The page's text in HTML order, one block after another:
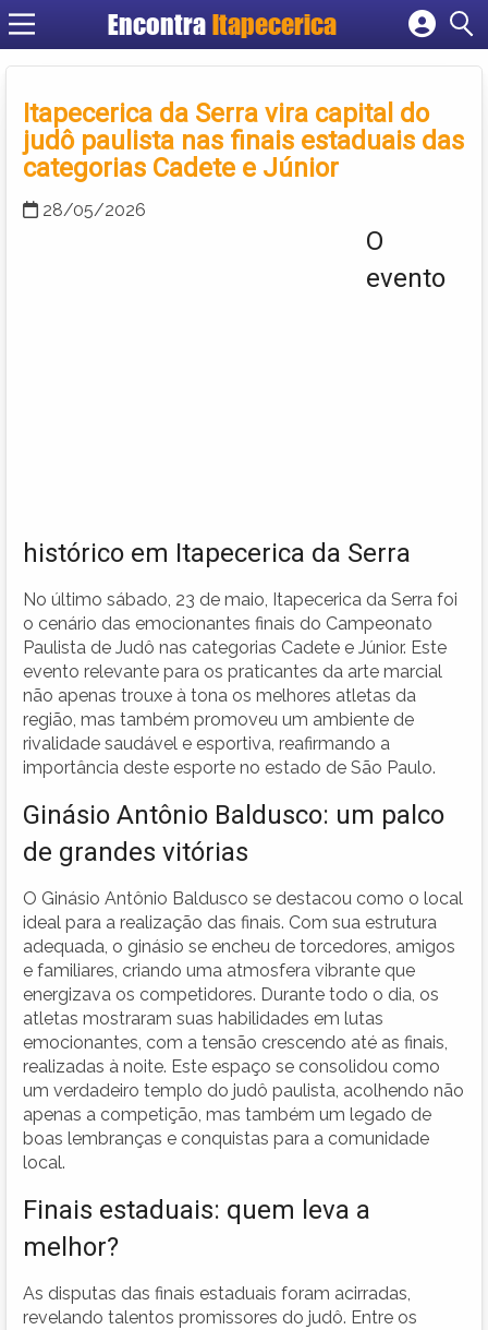
Encontra Itapecerica
Cadastrar empresa
Criar conta
Itapecerica da Serra vira capital do
judô paulista nas finais estaduais das
categorias Cadete e Júnior
28/05/2026
O
evento
histórico em Itapecerica da Serra
No último sábado, 23 de maio, Itapecerica da Serra foi
o cenário das emocionantes finais do Campeonato
Paulista de Judô nas categorias Cadete e Júnior. Este
evento relevante para os praticantes da arte marcial
não apenas trouxe à tona os melhores atletas da
região, mas também promoveu um ambiente de
rivalidade saudável e esportiva, reafirmando a
importância deste esporte no estado de São Paulo.
Ginásio Antônio Baldusco: um palco
de grandes vitórias
O Ginásio Antônio Baldusco se destacou como o local
ideal para a realização das finais. Com sua estrutura
adequada, o ginásio se encheu de torcedores, amigos
e familiares, criando uma atmosfera vibrante que
energizava os competidores. Durante todo o dia, os
atletas mostraram suas habilidades em lutas
emocionantes, com a tensão crescendo até as finais,
realizadas à noite. Este espaço se consolidou como
um verdadeiro templo do judô paulista, acolhendo não
apenas a competição, mas também um legado de
boas lembranças e conquistas para a comunidade
local.
Finais estaduais: quem leva a
melhor?
As disputas das finais estaduais foram acirradas,
revelando talentos promissores do judô. Entre os